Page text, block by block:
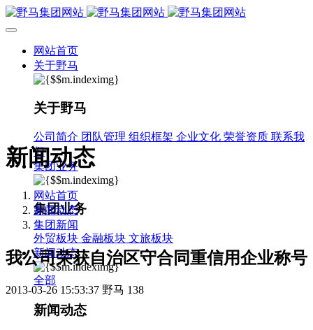
网站首页
关于野马
关于野马
公司简介 团队管理 组织框架 企业文化 荣誉资质 联系我
们
集团业务
集团业务
外贸板块 金融板块 文旅板块
新闻动态
全部
新闻动态
新闻动态
网站首页
新闻动态
集团新闻
我公司荣获自治区守合同重信用企业称号
2013-03-26 15:53:37 野马 138